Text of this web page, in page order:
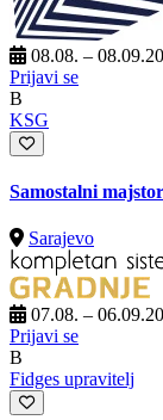
08.08. –
Prijavi se
B
KSG
Samostalni
Sarajevo
07.08. –
Prijavi se
B
Fidges upravitelj